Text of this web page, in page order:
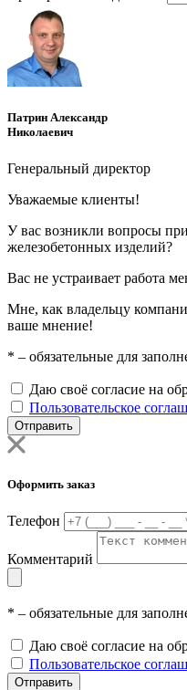
Патрин Александр
Николаевич
Генеральный директор
Уважаемые клиенты!
У вас возникли вопросы
железобетонных изделий?
Вас не устраивает работа
Мне, как владельцу
ваше мнение!
* – обязательные для
Даю своё согласие на
Пользовательское
Отправить
Оформить заказ
Телефон
Комментарий
* – обязательные для
Даю своё согласие на
Пользовательское
Отправить